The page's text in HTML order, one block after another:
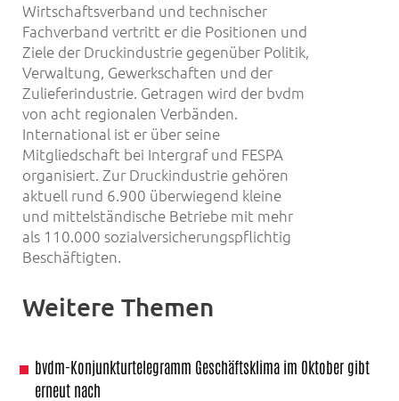
Wirtschaftsverband und technischer
Fachverband vertritt er die Positionen und
Ziele der Druckindustrie gegenüber Politik,
Verwaltung, Gewerkschaften und der
Zulieferindustrie. Getragen wird der bvdm
von acht regionalen Verbänden.
International ist er über seine
Mitgliedschaft bei Intergraf und FESPA
organisiert. Zur Druckindustrie gehören
aktuell rund 6.900 überwiegend kleine
und mittelständische Betriebe mit mehr
als 110.000 sozialversicherungspflichtig
Beschäftigten.
Weitere Themen
bvdm-Konjunkturtelegramm Geschäftsklima im Oktober gibt
erneut nach